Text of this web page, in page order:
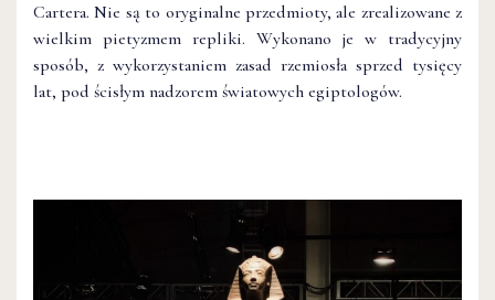
Cartera. Nie są to oryginalne przedmioty, ale zrealizowane z
wielkim pietyzmem repliki. Wykonano je w tradycyjny
sposób, z wykorzystaniem zasad rzemiosła sprzed tysięcy
lat, pod ścisłym nadzorem światowych egiptologów.